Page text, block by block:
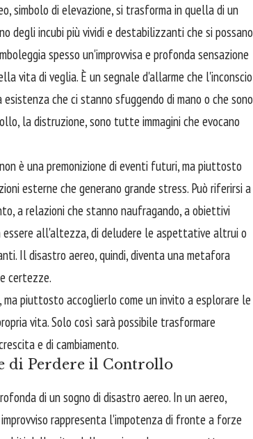
simbolo di elevazione, si trasforma in quella di un
degli incubi più vividi e destabilizzanti che si possano
spesso un'improvvisa e profonda sensazione
vita di veglia. È un segnale d'allarme che l'inconscio
che ci stanno sfuggendo di mano o che sono
la distruzione, sono tutte immagini che evocano
è una premonizione di eventi futuri, ma piuttosto
esterne che generano grande stress. Può riferirsi a
a relazioni che stanno naufragando, a obiettivi
essere all'altezza, di deludere le aspettative altrui o
Il disastro aereo, quindi, diventa una metafora
certezze.
piuttosto accoglierlo come un invito a esplorare le
vita. Solo così sarà possibile trasformare
e di cambiamento.
di Perdere il Controllo
di un sogno di disastro aereo. In un aereo,
rappresenta l'impotenza di fronte a forze